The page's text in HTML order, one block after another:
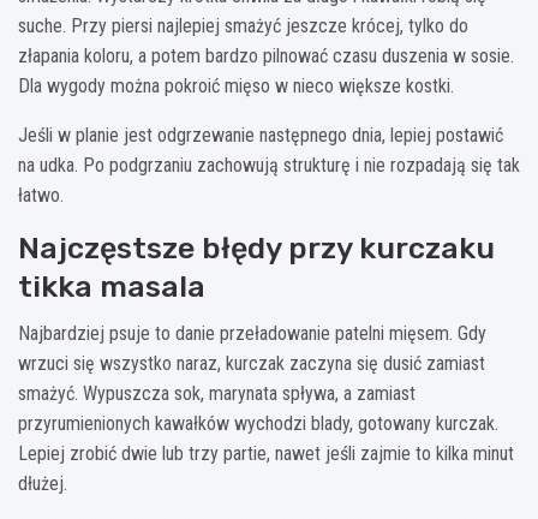
suche. Przy piersi najlepiej smażyć jeszcze krócej, tylko do
złapania koloru, a potem bardzo pilnować czasu duszenia w sosie.
Dla wygody można pokroić mięso w nieco większe kostki.
Jeśli w planie jest odgrzewanie następnego dnia, lepiej postawić
na udka. Po podgrzaniu zachowują strukturę i nie rozpadają się tak
łatwo.
Najczęstsze błędy przy kurczaku
tikka masala
Najbardziej psuje to danie przeładowanie patelni mięsem. Gdy
wrzuci się wszystko naraz, kurczak zaczyna się dusić zamiast
smażyć. Wypuszcza sok, marynata spływa, a zamiast
przyrumienionych kawałków wychodzi blady, gotowany kurczak.
Lepiej zrobić dwie lub trzy partie, nawet jeśli zajmie to kilka minut
dłużej.